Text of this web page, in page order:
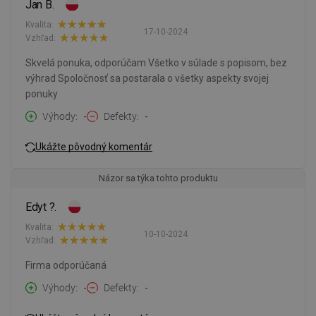
Jan B.
17-10-2024
Kvalita:
Vzhľad:
Skvelá ponuka, odporúčam Všetko v súlade s popisom, bez
výhrad Spoločnosť sa postarala o všetky aspekty svojej
ponuky
Výhody
- Defekty -
Ukážte pôvodný komentár
Názor sa týka tohto produktu
Edyt ?.
10-10-2024
Kvalita:
Vzhľad:
Firma odporúčaná
Výhody
- Defekty -